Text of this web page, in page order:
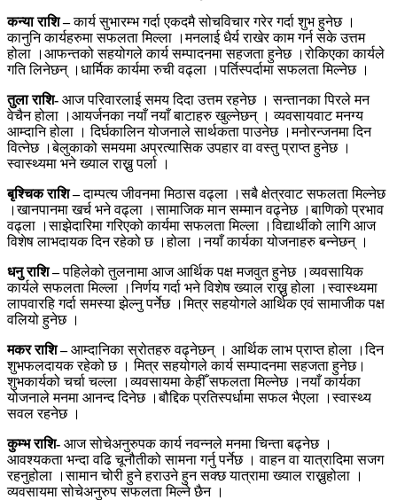
कन्या राशि –कार्य सुभारम्भ गर्दा एकदमै सोचविचार गरेर गर्दा शुभ हुनेछ ।
कानुनि कार्यहरुमा सफलता मिल्ला ।मनलाई धैर्य राखेर काम गर्न सके उत्तम
होला ।आफन्तको सहयोगले कार्य सम्पादनमा सहजता हुनेछ ।रोकिएका कार्यले
गति लिनेछन् ।धार्मिक कार्यमा रुची वढ्ला ।पर्तिस्पर्दामा सफलता मिल्नेछ ।
तुला राशि- आज परिवारलाई समय दिदा उत्तम रहनेछ । सन्तानका पिरले मन
वेचैन होला ।आयर्जनका नयाँ नयाँ बाटाहरु खुल्नेछन् । व्यवसायवाट मनग्य
आम्दानि होला । दिर्घकालिन योजनाले सार्थकता पाउनेछ ।मनोरन्जनमा दिन
वित्नेछ ।बेलुकाको समयमा अप्रत्यासिक उपहार वा वस्तु प्राप्त हुनेछ ।
स्वास्थ्यमा भने ख्याल राख्नु पर्ला ।
बृश्चिक राशि –दाम्पत्य जीवनमा मिठास वढ्ला ।सबै क्षेत्रवाट सफलता मिल्नेछ
।खानपानमा खर्च भने वढ्ला ।सामाजिक मान सम्मान वढ्नेछ ।बाणिको प्रभाव
वढ्ला ।साझेदारिमा गरिएको कार्यमा सफलता मिल्ला ।विद्यार्थीको लागि आज
विशेष लाभदायक दिन रहेको छ ।होला ।नयाँ कार्यका योजनाहरु बन्नेछन् ।
धनु राशि –पहिलेको तुलनामा आज आर्थिक पक्ष मजवुत हुनेछ ।व्यवसायिक
कार्यले सफलता मिल्ला ।निर्णय गर्दा भने विशेष ख्याल राख्नु होला ।स्वास्थ्यमा
लापवारहि गर्दा समस्या झेल्नु पर्नेछ ।मित्र सहयोगले आर्थिक एवं सामाजीक पक्ष
वलियो हुनेछ ।
मकर राशि –आम्दानिका स्रोतहरु वढ्नेछन् । आर्थिक लाभ प्राप्त होला ।दिन
शुभफलदायक रहेको छ । मित्र सहयोगले कार्य सम्पादनमा सहजता हुनेछ।
शुभकार्यको चर्चा चल्ला ।व्यवसायमा केहीँ सफलता मिल्नेछ ।नयाँ कार्यका
योजनाले मनमा आनन्द दिनेछ ।बौद्दिक प्रतिस्पर्धामा सफल भैएला ।स्वास्थ्य
सवल रहनेछ ।
कुम्भ राशि- आज सोचेअनुरुपक कार्य नवन्नले मनमा चिन्ता बढ्नेछ ।
आवश्यकता भन्दा वढि चूनौतीको सामना गर्नु पर्नेछ । वाहन वा यात्रादिमा सजग
रहनुहोला ।सामान चोरी हुने हराउने हुन सक्छ यात्रामा ख्याल राख्नुहोला ।
व्यवसायमा सोचेअनुरुप सफलता मिल्ने छैन ।